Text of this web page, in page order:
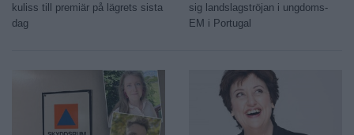
kuliss till premiär på lägrets sista
dag
sig landslagströjan i ungdoms-
EM i Portugal